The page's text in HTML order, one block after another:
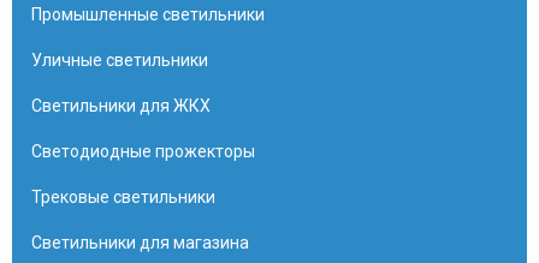
Промышленные светильники
Уличные светильники
Светильники для ЖКХ
Светодиодные прожекторы
Трековые светильники
Светильники для магазина